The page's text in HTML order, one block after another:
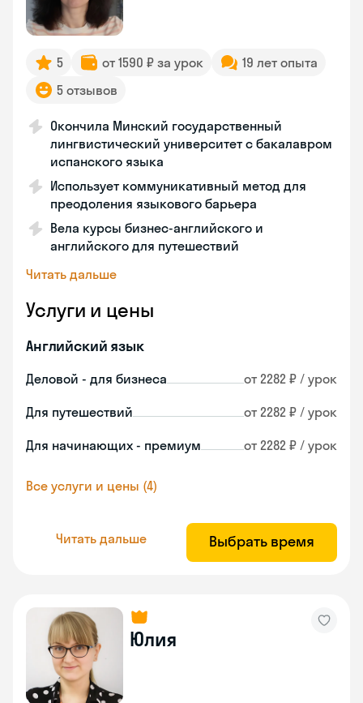
5 от 1590 ₽ за урок
19 лет опыта
5 отзывов
Окончила Минский государственный
лингвистический университет с бакалавром
испанского языка
Использует коммуникативный метод для
преодоления языкового барьера
Вела курсы бизнес-английского и
английского для путешествий
Читать дальше
Услуги и цены
Английский язык
Деловой - для бизнеса от 2282 ₽ / урок
Для путешествий от 2282 ₽ / урок
Для начинающих - премиум от 2282 ₽ / урок
Все услуги и цены (4)
Читать дальше Выбрать время
Юлия